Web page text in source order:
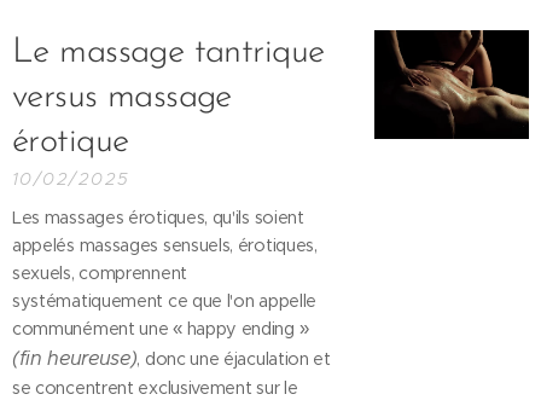
Le massage tantrique
versus massage
érotique
10/02/2025
Les massages érotiques, qu'ils soient
appelés massages sensuels, érotiques,
sexuels, comprennent
systématiquement ce que l'on appelle
communément une « happy ending »
(fin heureuse), donc une éjaculation et
se concentrent exclusivement sur le